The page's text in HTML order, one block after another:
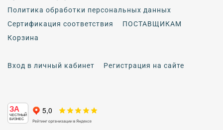
Политика обработки персональных данных
Сертификация соответствия
ПОСТАВЩИКАМ
Корзина
Вход в личный кабинет Регистрация на сайте
ЗА
ЧЕСТНЫЙ
БИЗНЕС